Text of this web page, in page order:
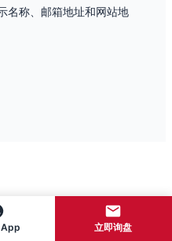
名称、邮箱地址和网站地
立即询盘